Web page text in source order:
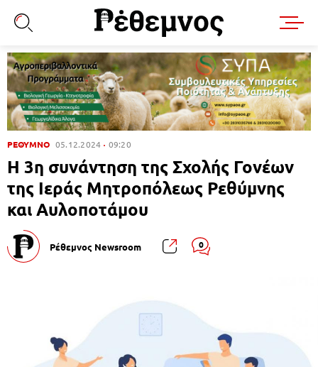
ΡΕΘΥΜΝΟ 05.12.2024 09:20
H 3η συνάντηση της Σχολής Γονέων
της Ιεράς Μητροπόλεως Ρεθύμνης
και Αυλοποτάμου
Ρέθεμνος Newsroom 0